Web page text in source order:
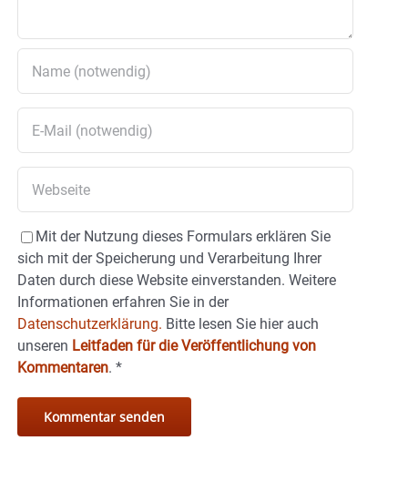
Mit der Nutzung dieses Formulars erklären Sie
sich mit der Speicherung und Verarbeitung Ihrer
Daten durch diese Website einverstanden. Weitere
Informationen erfahren Sie in der
Datenschutzerklärung. Bitte lesen Sie hier auch
unseren Leitfaden für die Veröffentlichung von
Kommentaren. *